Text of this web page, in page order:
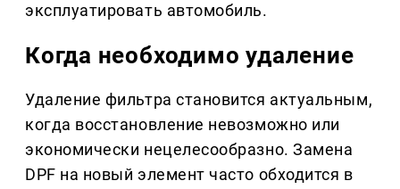
эксплуатировать автомобиль.
Когда необходимо удаление
Удаление фильтра становится актуальным,
когда восстановление невозможно или
экономически нецелесообразно. Замена
DPF на новый элемент часто обходится в